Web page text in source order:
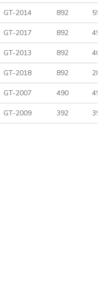
GT-2014 892 592
GT-2017 892 490
GT-2013 892 402
GT-2018 892 287
GT-2007 490 490
GT-2009 392 392